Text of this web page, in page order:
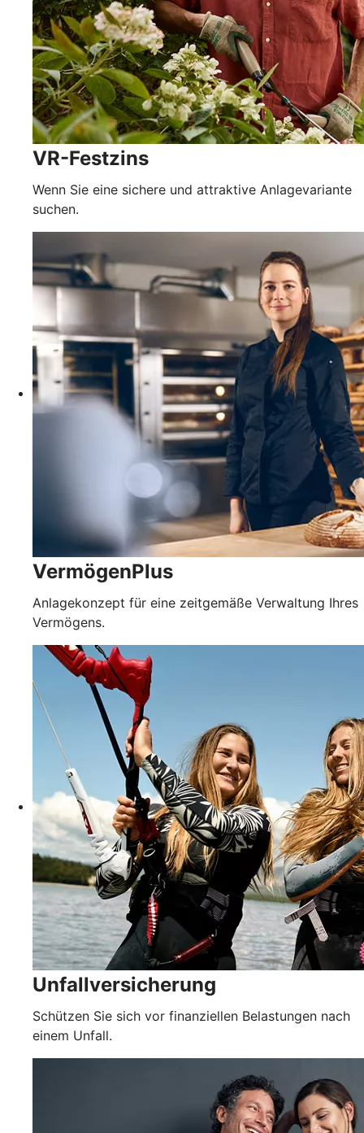
VR-Festzins
Wenn Sie eine sichere und attraktive Anlagevariante
suchen.
VermögenPlus
Anlagekonzept für eine zeitgemäße Verwaltung Ihres
Vermögens.
Unfallversicherung
Schützen Sie sich vor finanziellen Belastungen nach
einem Unfall.